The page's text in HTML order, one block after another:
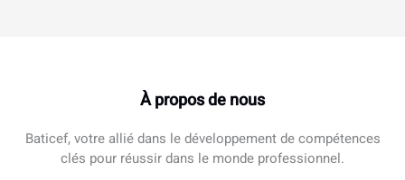
À propos de nous
Baticef, votre allié dans le développement de compétences
clés pour réussir dans le monde professionnel.